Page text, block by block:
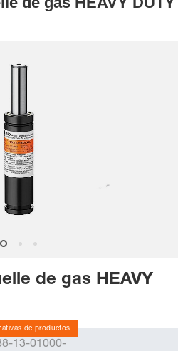
de gas HEAVY
de productos
13-01000-